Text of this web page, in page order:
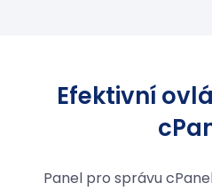
Efektivní
Panel pro správu